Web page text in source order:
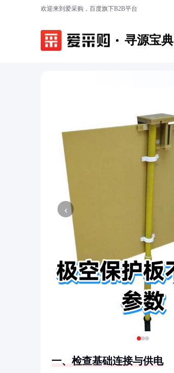
欢迎来到爱采购，百度旗下B2B平台
寻源宝典
‹
一、检查基础连接与供电